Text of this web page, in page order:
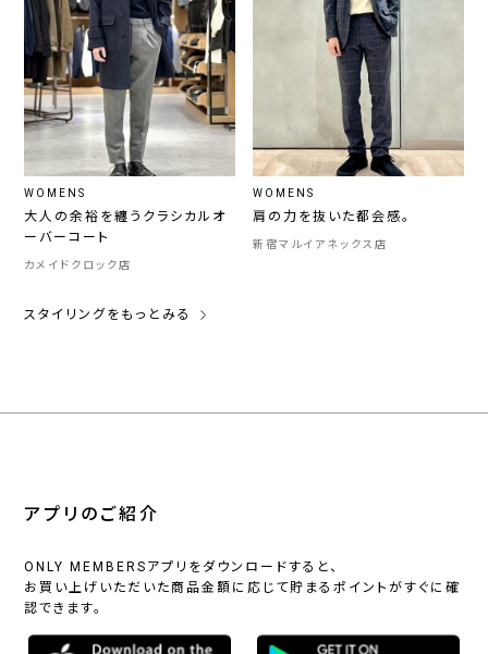
WOMENS
大人の余裕を纏うクラシカルオ
ーバーコート
カメイドクロック店
WOMENS
肩の力を抜いた都会感。
新宿マルイアネックス店
スタイリングをもっとみる
アプリのご紹介
ONLY MEMBERSアプリをダウンロードすると、
お買い上げいただいた商品金額に応じて貯まるポイントがすぐに確
認できます。